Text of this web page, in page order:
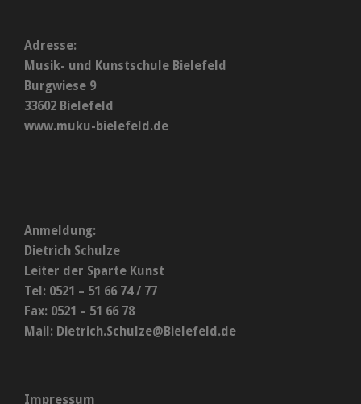
Adresse:
Musik- und Kunstschule Bielefeld
Burgwiese 9
33602 Bielefeld
www.muku-bielefeld.de
Anmeldung:
Dietrich Schulze
Leiter der Sparte Kunst
Tel: 0521 – 51 66 74 / 77
Fax: 0521 – 51 66 78
Mail: Dietrich.Schulze@Bielefeld.de
Impressum